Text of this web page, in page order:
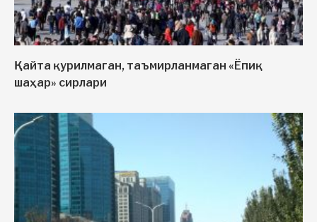
Қайта қурилмаган, таъмирланмаган «Ёпиқ
шаҳар» сирлари